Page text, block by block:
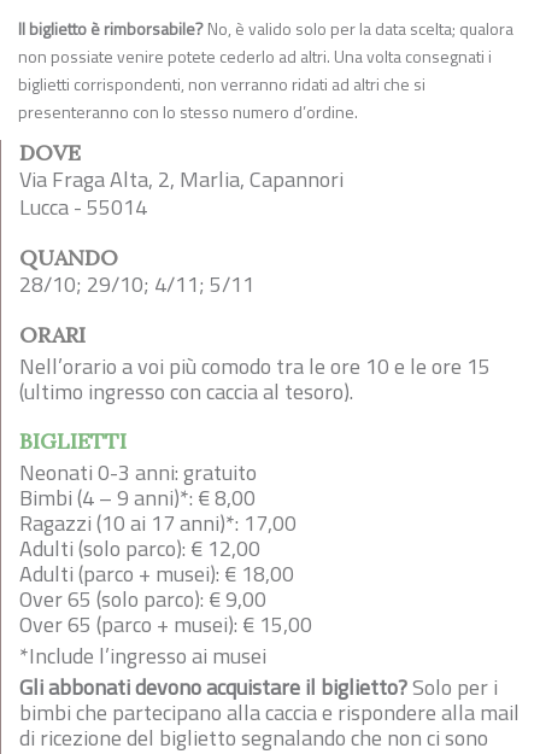
Il biglietto è rimborsabile?No, è valido solo per la data scelta; qualora
non possiate venire potete cederlo ad altri. Una volta consegnati i
biglietti corrispondenti, non verranno ridati ad altri che si
presenteranno con lo stesso numero d’ordine.
DOVE
Via Fraga Alta, 2, Marlia, Capannori
Lucca - 55014
QUANDO
28/10; 29/10; 4/11; 5/11
ORARI
Nell’orario a voi più comodo tra le ore 10 e le ore 15
(ultimo ingresso con caccia al tesoro).
BIGLIETTI
Neonati 0-3 anni: gratuito
Bimbi (4 – 9 anni)*: € 8,00
Ragazzi (10 ai 17 anni)*: 17,00
Adulti (solo parco): € 12,00
Adulti (parco + musei): € 18,00
Over 65 (solo parco): € 9,00
Over 65 (parco + musei): € 15,00
*Include l’ingresso ai musei
Gli abbonati devono acquistare il biglietto?Solo per i
bimbi che partecipano alla caccia e rispondere alla mail
di ricezione del biglietto segnalando che non ci sono